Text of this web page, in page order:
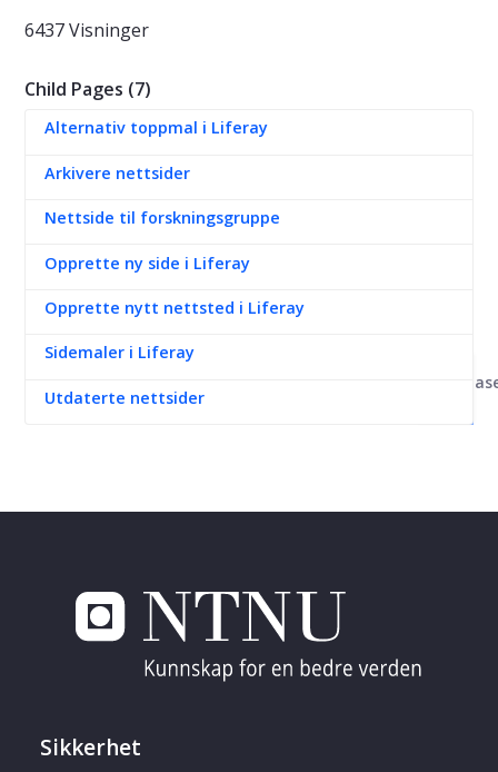
6437 Visninger
Child Pages (7)
Alternativ toppmal i Liferay
Arkivere nettsider
Nettside til forskningsgruppe
Opprette ny side i Liferay
Opprette nytt nettsted i Liferay
Sidemaler i Liferay
Utdaterte nettsider
Sikkerhet